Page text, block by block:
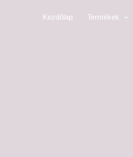
Kezdőlap Termékek